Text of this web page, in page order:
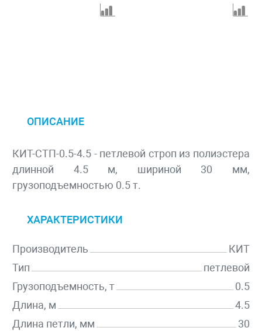
ОПИСАНИЕ
КИТ-СТП-0.5-4.5 - петлевой строп из полиэстера
длинной 4.5 м, шириной 30 мм,
грузоподъемностью 0.5 т.
ХАРАКТЕРИСТИКИ
Производитель
КИТ
Тип
петлевой
Грузоподъемность, т
0.5
Длина, м
4.5
Длина петли, мм
30